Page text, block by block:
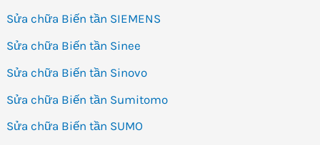
Sửa chữa Biến tần SIEMENS
Sửa chữa Biến tần Sinee
Sửa chữa Biến tần Sinovo
Sửa chữa Biến tần Sumitomo
Sửa chữa Biến tần SUMO